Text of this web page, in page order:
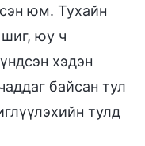
юм. Тухайн
шиг, юу ч
хэдэн
байсан тул
тулд